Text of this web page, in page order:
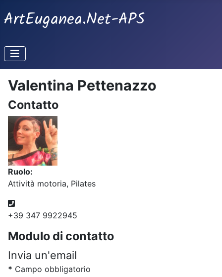
ArtEuganea.Net-APS
Valentina Pettenazzo
Contatto
Ruolo:
Attività motoria, Pilates
Telefono
+39 347 9922945
Modulo di contatto
Invia un'email
* Campo obbligatorio